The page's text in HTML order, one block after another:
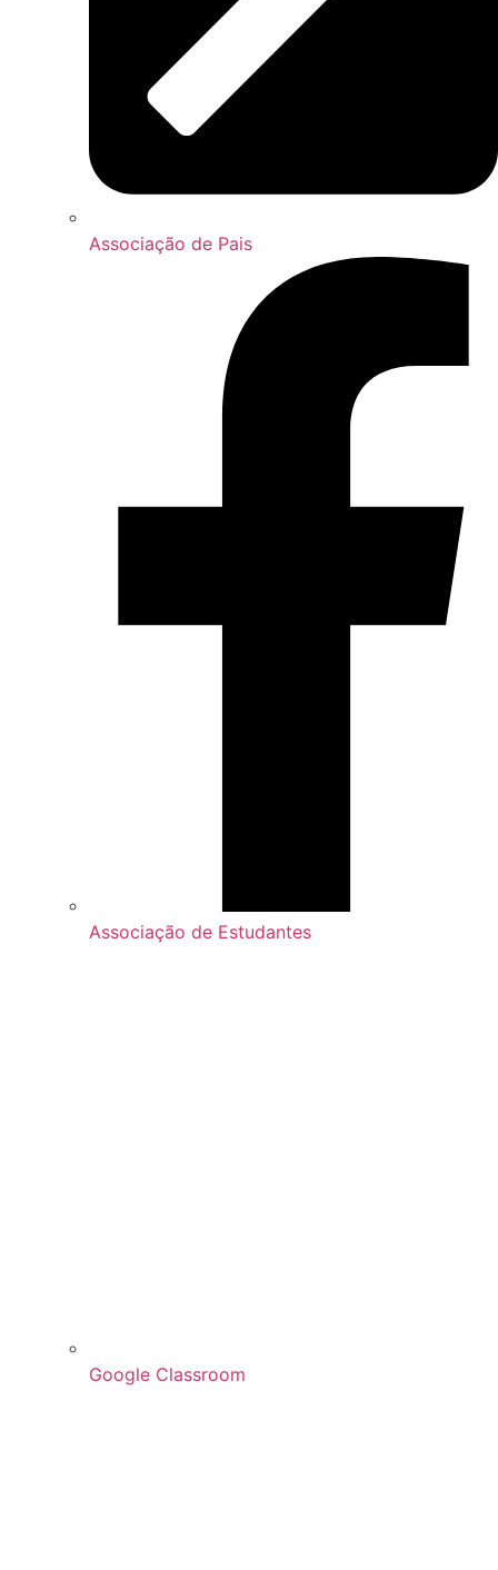
Associação de Pais
Associação de Estudantes
Google Classroom